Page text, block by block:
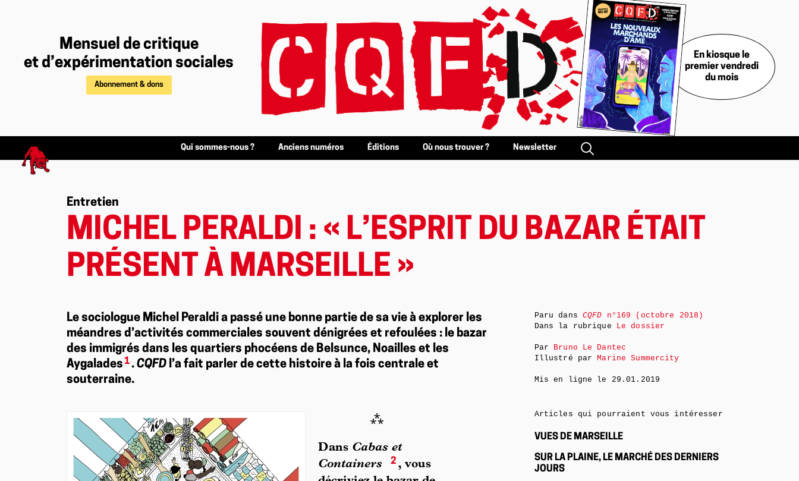
Mensuel de critique
et d’expérimentation sociales
Abonnement & dons
En kiosque le
premier vendredi
du mois
Qui sommes-nous ? Anciens numéros Éditions Où nous trouver ? Newsletter
Entretien
MICHEL PERALDI : « L’ESPRIT DU BAZAR ÉTAIT
PRÉSENT À MARSEILLE »
Le sociologue Michel Peraldi a passé une bonne partie de sa vie à explorer les
méandres d’activités commerciales souvent dénigrées et refoulées : le bazar
des immigrés dans les quartiers phocéens de Belsunce, Noailles et les
Aygalades1 . CQFD l’a fait parler de cette histoire à la fois centrale et
souterraine.
⁂
Dans Cabas et
Containers
2 , vous
Paru dans CQFD n°169 (octobre 2018)
Dans la rubrique Le dossier
Par Bruno Le Dantec
Illustré parMarine Summercity
Mis en ligne le 29.01.2019
Articles qui pourraient vous intéresser
VUES DE MARSEILLE
SUR LA PLAINE, LE MARCHÉ DES DERNIERS
JOURS